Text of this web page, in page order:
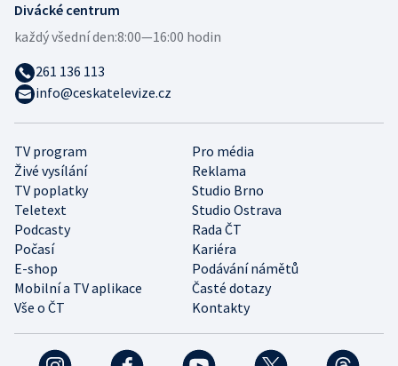
TV program
Pro média
Živé vysílání
Reklama
TV poplatky
Studio Brno
Teletext
Studio Ostrava
Podcasty
Rada ČT
Počasí
Kariéra
E-shop
Podávání námětů
Mobilní a TV aplikace
Časté dotazy
Vše o ČT
Kontakty
Divácké centrum
každý všední den:8:00—16:00 hodin
261 136 113
info@ceskatelevize.cz